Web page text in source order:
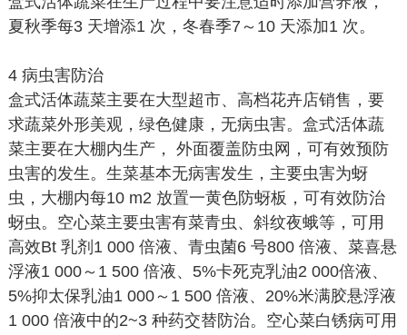
夏秋季每3 天增添1 次，冬春季7～10 天添加1 次。
4 病虫害防治
盒式活体蔬菜主要在大型超市、高档花卉店销售，要
求蔬菜外形美观，绿色健康，无病虫害。盒式活体蔬
菜主要在大棚内生产， 外面覆盖防虫网，可有效预防
虫害的发生。生菜基本无病害发生，主要虫害为蚜
虫，大棚内每10 m2 放置一黄色防蚜板，可有效防治
蚜虫。空心菜主要虫害有菜青虫、斜纹夜蛾等，可用
高效Bt 乳剂1 000 倍液、青虫菌6 号800 倍液、菜喜悬
浮液1 000～1 500 倍液、5%卡死克乳油2 000倍液、
5%抑太保乳油1 000～1 500 倍液、20%米满胶悬浮液
1 000 倍液中的2~3 种药交替防治。空心菜白锈病可用